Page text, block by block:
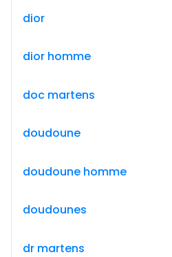
dior
dior homme
doc martens
doudoune
doudoune homme
doudounes
dr martens